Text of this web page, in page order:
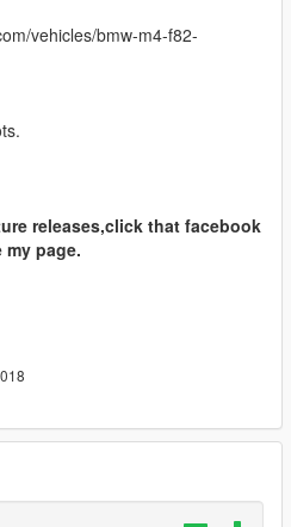
vehicles/bmw-m4-f82-
releases,click that facebook
page.